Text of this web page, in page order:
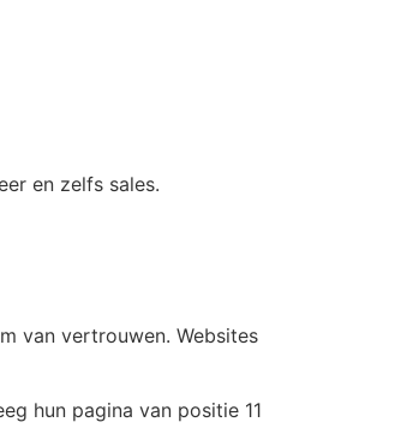
en zelfs sales.
van vertrouwen. Websites
hun pagina van positie 11